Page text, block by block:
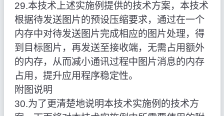
29.本技术上述实施例提供的技术方案，本技术
根据待发送图片的预设压缩要求，通过在一个
内存中对待发送图片完成相应的图片处理，得
到目标图片，再发送至接收端，无需占用额外
的内存，从而减小通讯过程中图片消息的内存
占用，提升应用程序稳定性。
附图说明
30.为了更清楚地说明本技术实施例的技术方